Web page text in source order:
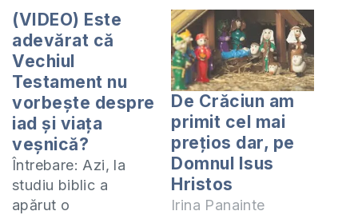
(VIDEO) Este
adevărat că
Vechiul
Testament nu
vorbește despre
iad și viața
veșnică?
Întrebare: Azi, la
studiu biblic a
apărut o
De Crăciun am
primit cel mai
prețios dar, pe
Domnul Isus
Hristos
Irina Panainte